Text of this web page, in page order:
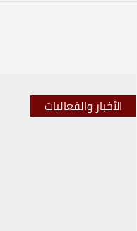
الأخبار والفعاليات